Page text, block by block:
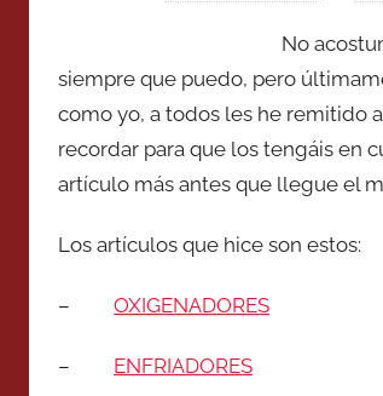
No
siempre que puedo, pero
como yo, a todos les he remitido
recordar para que los tengáis en
artículo más antes que llegue el
Los artículos que hice son estos:
– OXIGENADORES
– ENFRIADORES